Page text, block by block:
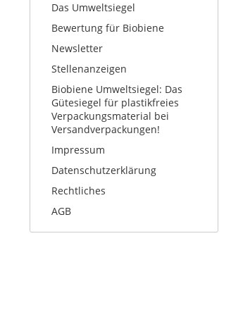
Das Umweltsiegel
Bewertung für Biobiene
Newsletter
Stellenanzeigen
Biobiene Umweltsiegel: Das
Gütesiegel für plastikfreies
Verpackungsmaterial bei
Versandverpackungen!
Impressum
Datenschutzerklärung
Rechtliches
AGB